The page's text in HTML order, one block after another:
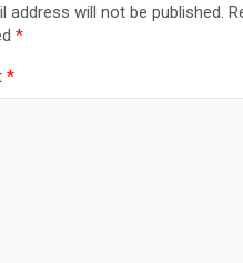
address will not be published.
*
*